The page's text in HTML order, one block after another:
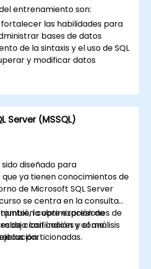
entrenamiento son:
las habilidades para
bases de datos
de la sintaxis y el uso de SQL
y modificar datos
avanzados
automatización, inteligencia
crear informes complejos y
Server (MSSQL)
diseñado para
ya tienen conocimientos de
de Microsoft SQL Server
se centra en la consulta
la optimización de
con índices y el análisis
cubre expresiones de
de clasificación y cómo
particionadas.